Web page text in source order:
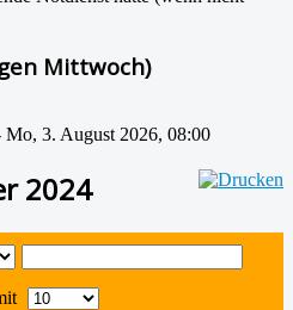
Mittwoch)
Mo, 3. August 2026, 08:00
2024